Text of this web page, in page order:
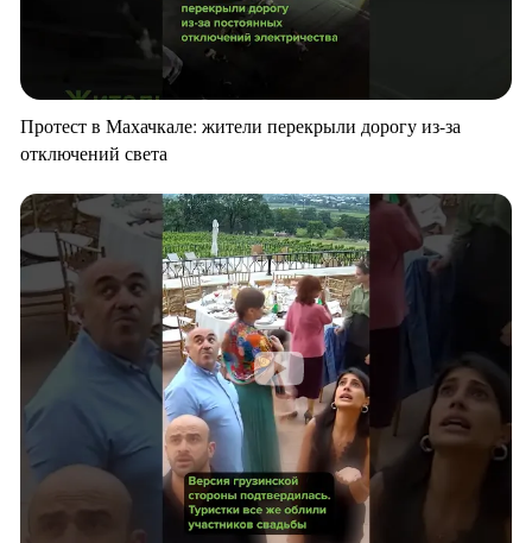
Протест в Махачкале: жители перекрыли дорогу из-за
отключений света